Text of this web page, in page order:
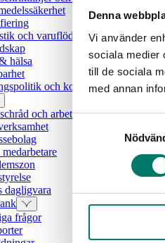
Denna
Vi använder
sociala medier
till de sociala
med annan
Samtyckesval
och varuflöden
hälsa
och konkurrenskraft
och arbetsgrupper
dagligvara
frågor